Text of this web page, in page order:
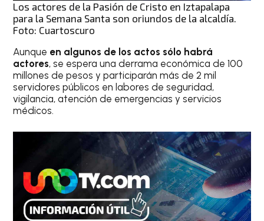
Los actores de la Pasión de Cristo en Iztapalapa
para la Semana Santa son oriundos de la alcaldía.
Foto: Cuartoscuro
Aunque en algunos de los actos sólo habrá
actores, se espera una derrama económica de 100
millones de pesos y participarán más de 2 mil
servidores públicos en labores de seguridad,
vigilancia, atención de emergencias y servicios
médicos.